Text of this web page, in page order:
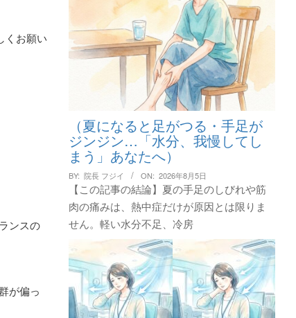
くお願い
ンスの
が偏っ
（夏になると足がつる・手足が
ジンジン…「水分、我慢してし
まう」あなたへ）
BY: 院長 フジイ ON: 2026年8月5日
【この記事の結論】夏の手足のしびれや筋
肉の痛みは、熱中症だけが原因とは限りま
せん。軽い水分不足、冷房